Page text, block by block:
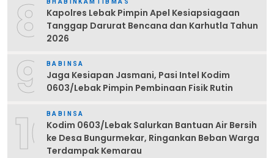
8
Kapolres Lebak Pimpin Apel Kesiapsiagaan
Tanggap Darurat Bencana dan Karhutla Tahun
2026
9 BABINSA
Jaga Kesiapan Jasmani, Pasi Intel Kodim
0603/Lebak Pimpin Pembinaan Fisik Rutin
10BABINSA
Kodim 0603/Lebak Salurkan Bantuan Air Bersih
ke Desa Bungurmekar, Ringankan Beban Warga
Terdampak Kemarau